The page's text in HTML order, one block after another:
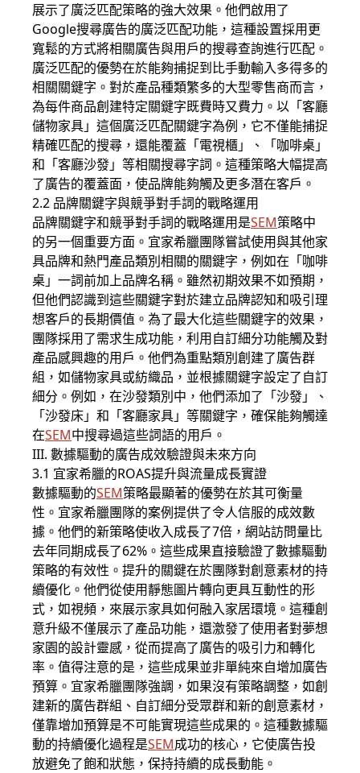
展示了廣泛匹配策略的強大效果。他們啟用了
Google搜尋廣告的廣泛匹配功能，這種設置採用更
寬鬆的方式將相關廣告與用戶的搜尋查詢進行匹配。
廣泛匹配的優勢在於能夠捕捉到比手動輸入多得多的
相關關鍵字。對於產品種類繁多的大型零售商而言，
為每件商品創建特定關鍵字既費時又費力。以「客廳
儲物家具」這個廣泛匹配關鍵字為例，它不僅能捕捉
精確匹配的搜尋，還能覆蓋「電視櫃」、「咖啡桌」
和「客廳沙發」等相關搜尋字詞。這種策略大幅提高
了廣告的覆蓋面，使品牌能夠觸及更多潛在客戶。
2.2 品牌關鍵字與競爭對手詞的戰略運用
品牌關鍵字和競爭對手詞的戰略運用是SEM策略中
的另一個重要方面。宜家希臘團隊嘗試使用與其他家
具品牌和熱門產品類別相關的關鍵字，例如在「咖啡
桌」一詞前加上品牌名稱。雖然初期效果不如預期，
但他們認識到這些關鍵字對於建立品牌認知和吸引理
想客戶的長期價值。為了最大化這些關鍵字的效果，
團隊採用了需求生成功能，利用自訂細分功能觸及對
產品感興趣的用戶。他們為重點類別創建了廣告群
組，如儲物家具或紡織品，並根據關鍵字設定了自訂
細分。例如，在沙發類別中，他們添加了「沙發」、
「沙發床」和「客廳家具」等關鍵字，確保能夠觸達
在SEM中搜尋過這些詞語的用戶。
III. 數據驅動的廣告成效驗證與未來方向
3.1 宜家希臘的ROAS提升與流量成長實證
數據驅動的SEM策略最顯著的優勢在於其可衡量
性。宜家希臘團隊的案例提供了令人信服的成效數
據。他們的新策略使收入成長了7倍，網站訪問量比
去年同期成長了62%。這些成果直接驗證了數據驅動
策略的有效性。提升的關鍵在於團隊對創意素材的持
續優化。他們從使用靜態圖片轉向更具互動性的形
式，如視頻，來展示家具如何融入家居環境。這種創
意升級不僅展示了產品功能，還激發了使用者對夢想
家園的設計靈感，從而提高了廣告的吸引力和轉化
率。值得注意的是，這些成果並非單純來自增加廣告
預算。宜家希臘團隊強調，如果沒有策略調整，如創
建新的廣告群組、自訂細分受眾群和新的創意素材，
僅靠增加預算是不可能實現這些成果的。這種數據驅
動的持續優化過程是SEM成功的核心，它使廣告投
放避免了飽和狀態，保持持續的成長動能。